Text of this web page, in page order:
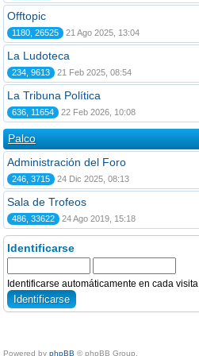
Offtopic
1180, 26525 21 Ago 2025, 13:04
La Ludoteca
234, 9613 21 Feb 2025, 08:54
La Tribuna Política
636, 11654 22 Feb 2026, 10:08
Palco
Administración del Foro
246, 3715 24 Dic 2025, 08:13
Sala de Trofeos
486, 33622 24 Ago 2019, 15:18
Identificarse
Identificarse automáticamente en cada visita
Powered by phpBB © phpBB Group.